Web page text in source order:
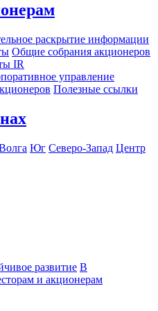
раскрытие информации
Общие собрания акционеров
IR
управление
Полезные ссылки
Юг Северо-Запад Центр
развитие В
и акционерам